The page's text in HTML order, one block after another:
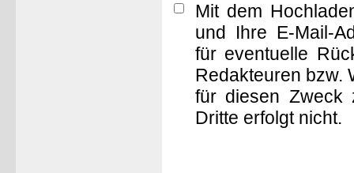
Mit dem
und Ihre E-Mail-
für eventuelle
Redakteuren bzw.
für diesen Zweck
Dritte erfolgt nicht.